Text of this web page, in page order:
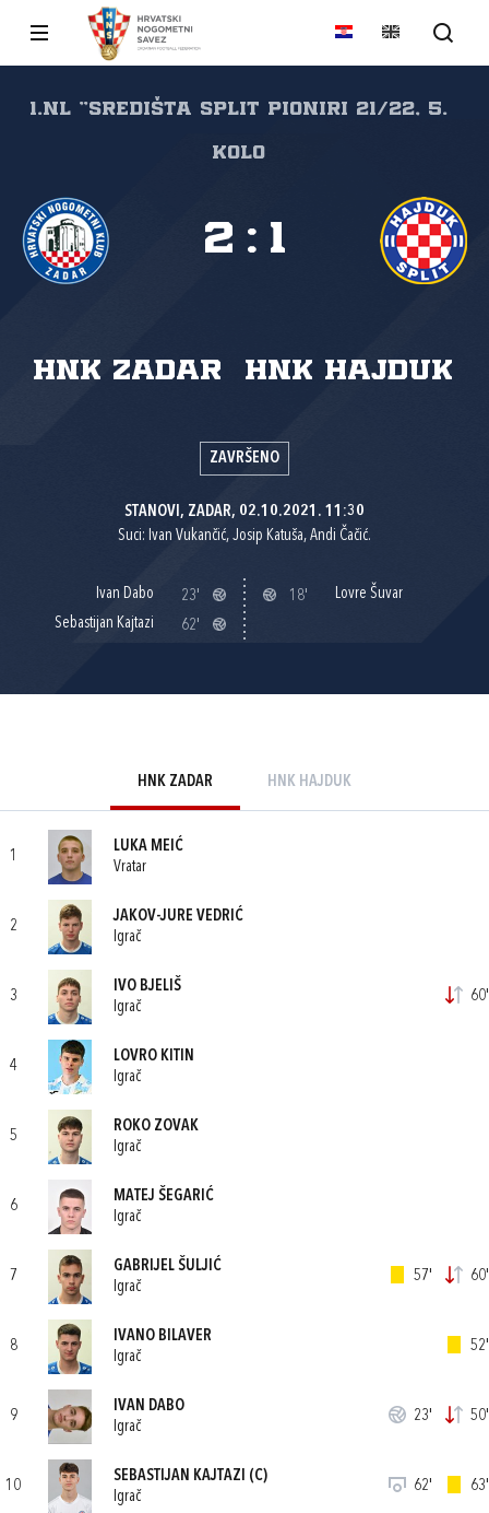
1.NL "SREDIŠTA SPLIT Pioniri 21/22, 5.
kolo
HNK Zadar HNK Hajduk
2 : 1
ZAVRŠENO
STANOVI, ZADAR, 02.10.2021. 11:30
Suci: Ivan Vukančić, Josip Katuša, Andi Čačić.
Ivan Dabo
23'
Sebastijan Kajtazi
62'
18' Lovre Šuvar
HNK ZADAR HNK HAJDUK
1
LUKA MEIĆ
Vratar
2
JAKOV-JURE VEDRIĆ
Igrač
3
IVO BJELIŠ
Igrač
60'
4
LOVRO KITIN
Igrač
5
ROKO ZOVAK
Igrač
6
MATEJ ŠEGARIĆ
Igrač
7
GABRIJEL ŠULJIĆ
Igrač
57' 60'
8
IVANO BILAVER
Igrač
52'
9
IVAN DABO
Igrač
23' 50'
10
SEBASTIJAN KAJTAZI (C)
Igrač
62' 63'